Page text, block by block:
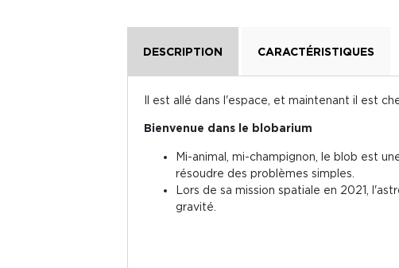
DESCRIPTION CARACTÉRISTIQUES
Il est allé dans l'espace, et maintenant il est
Bienvenue dans le blobarium
Mi-animal, mi-champignon, le blob est
résoudre des problèmes simples.
Lors de sa mission spatiale en 2021,
gravité.